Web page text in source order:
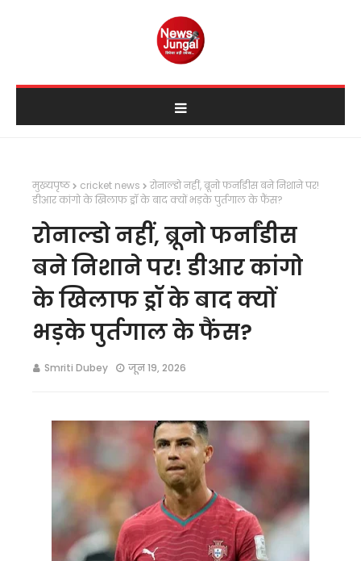
मुख्यपृष्ठ cricket news
रोनाल्डो नहीं, ब्रूनो फर्नांडीस बने निशाने पर!
डीआर कांगो के खिलाफ ड्रॉ के बाद क्यों भड़के पुर्तगाल के फैंस?
रोनाल्डो नहीं, ब्रूनो फर्नांडीस
बने निशाने पर! डीआर कांगो
के खिलाफ ड्रॉ के बाद क्यों
भड़के पुर्तगाल के फैंस?
Smriti Dubey जून 19, 2026